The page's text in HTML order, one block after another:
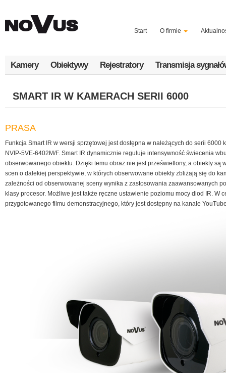
treści
Start O firmie
Kamery Obiektywy Rejestratory Transmisja
SMART IR W KAMERACH SERII 6000
PRASA
Funkcja Smart IR w wersji sprzętowej jest dostępna w należących do serii
NVIP-5VE-6402M/F. Smart IR dynamicznie reguluje intensywność świecenia
obserwowanego obiektu. Dzięki temu obraz nie jest prześwietlony, a obiekty są
scen o dalekiej perspektywie, w których obserwowane obiekty zbliżają się do
zależności od obserwowanej sceny wynika z zastosowania zaawansowanych
klasy procesor. Możliwe jest także ręczne ustawienie poziomu mocy diod IR.
przygotowanego filmu demonstracyjnego, który jest dostępny na kanale